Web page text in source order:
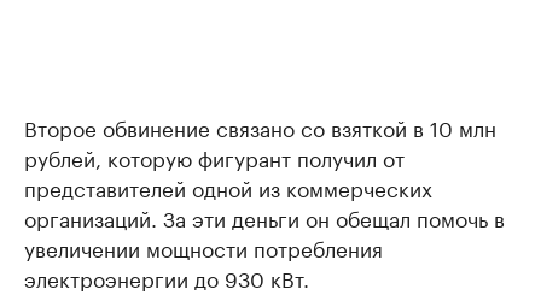
Второе обвинение связано со взяткой в 10 млн
рублей, которую фигурант получил от
представителей одной из коммерческих
организаций. За эти деньги он обещал помочь в
увеличении мощности потребления
электроэнергии до 930 кВт.